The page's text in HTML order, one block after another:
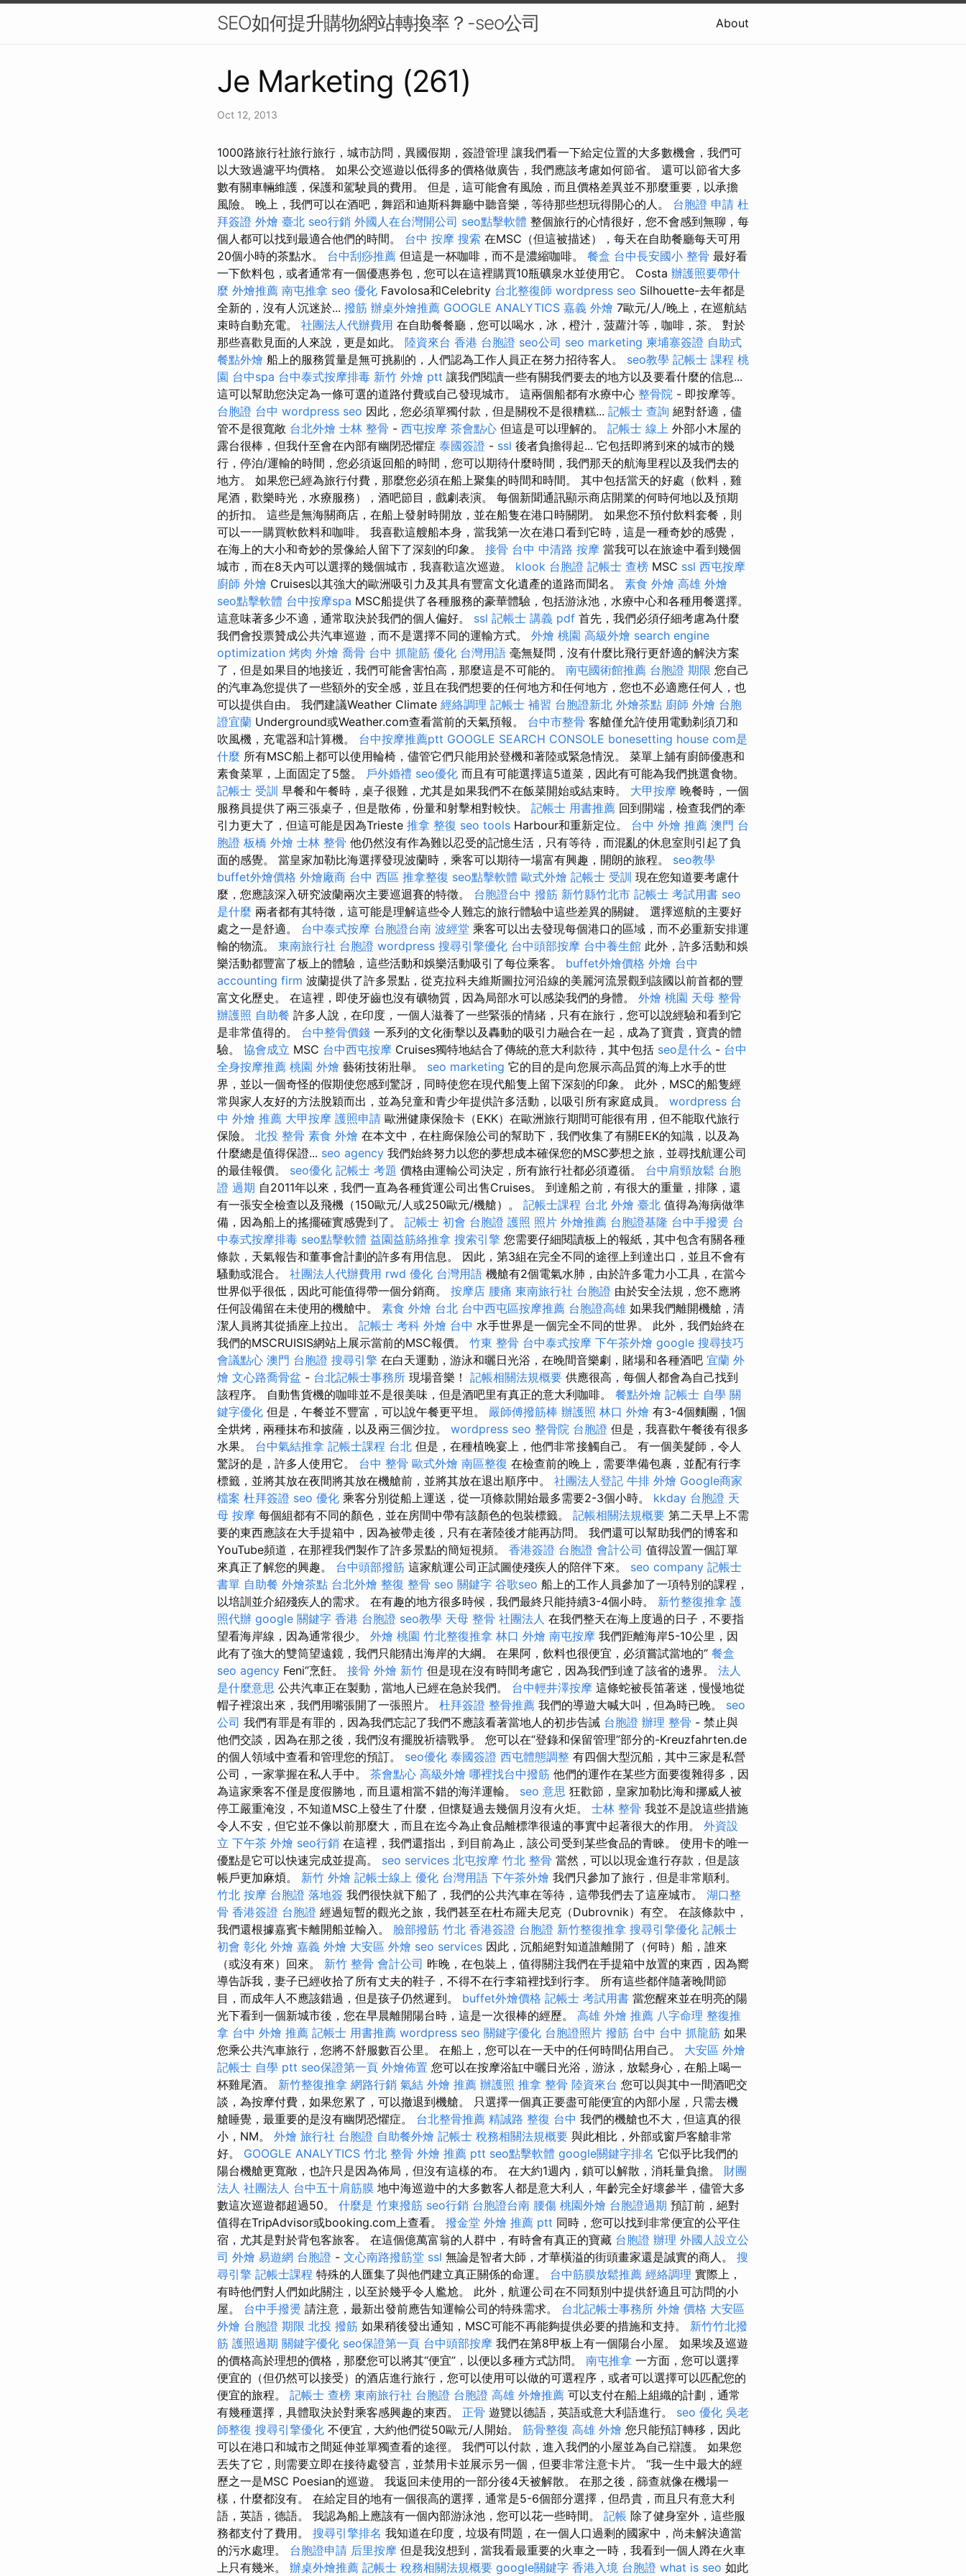
SEO如何提升購物網站轉換率？-seo公司 About
Je Marketing (261)
Oct 12, 2013
1000路旅行社旅行旅行，城市訪問，異國假期，簽證管理 讓我們看一下給定位置的大多數機會，我們可
以大致過濾平均價格。 如果公交巡遊以低得多的價格做廣告，我們應該考慮如何節省。 還可以節省大多
數有關車輛維護，保護和駕駛員的費用。 但是，這可能會有風險，而且價格差異並不那麼重要，以承擔
風險。 晚上，我們可以在酒吧，舞蹈和迪斯科舞廳中聽音樂，等待那些想玩得開心的人。 台胞證 申請 杜
拜簽證 外燴 臺北 seo行銷 外國人在台灣開公司 seo點擊軟體 整個旅行的心情很好，您不會感到無聊，每
個人都可以找到最適合他們的時間。 台中 按摩 搜索 在MSC（但這被描述），每天在自助餐廳每天可用
20個小時的茶點水。 台中刮痧推薦 但這是一杯咖啡，而不是濃縮咖啡。 餐盒 台中長安國小 整骨 最好看
一下飲料包，或者通常有一個優惠券包，您可以在這裡購買10瓶礦泉水並使用它。 Costa 辦護照要帶什
麼 外燴推薦 南屯推拿 seo 優化 Favolosa和Celebrity 台北整復師 wordpress seo Silhouette-去年都是
全新的，沒有人沉迷於... 撥筋 辦桌外燴推薦 GOOGLE ANALYTICS 嘉義 外燴 7歐元/人/晚上，在巡航結
束時自動充電。 社團法人代辦費用 在自助餐餐廳，您可以喝水，冰，橙汁，菠蘿汁等，咖啡，茶。 對於
那些喜歡見面的人來說，更是如此。 陸資來台 香港 台胞證 seo公司 seo marketing 柬埔寨簽證 自助式
餐點外燴 船上的服務質量是無可挑剔的，人們認為工作人員正在努力招待客人。 seo教學 記帳士 課程 桃
園 台中spa 台中泰式按摩排毒 新竹 外燴 ptt 讓我們閱讀一些有關我們要去的地方以及要看什麼的信息...
這可以幫助您決定為一條可選的道路付費或自己發現城市。 這兩個船都有水療中心 整骨院 - 即按摩等。
台胞證 台中 wordpress seo 因此，您必須單獨付款，但是關稅不是很糟糕... 記帳士 查詢 絕對舒適，儘
管不是很寬敞 台北外燴 士林 整骨 - 西屯按摩 茶會點心 但這是可以理解的。 記帳士 線上 外部小木屋的
露台很棒，但我什至會在內部有幽閉恐懼症 泰國簽證 - ssl 後者負擔得起... 它包括即將到來的城市的幾
行，停泊/運輸的時間，您必須返回船的時間，您可以期待什麼時間，我們那天的航海里程以及我們去的
地方。 如果您已經為旅行付費，那麼您必須在船上聚集的時間和時間。 其中包括當天的好處（飲料，雞
尾酒，歡樂時光，水療服務），酒吧節目，戲劇表演。 每個新聞通訊顯示商店開業的何時何地以及預期
的折扣。 這些是無海關商店，在船上發射時開放，並在船隻在港口時關閉。 如果您不預付飲料套餐，則
可以一一購買軟飲料和咖啡。 我喜歡這艘船本身，當我第一次在港口看到它時，這是一種奇妙的感覺，
在海上的大小和奇妙的景像給人留下了深刻的印象。 接骨 台中 中清路 按摩 當我可以在旅途中看到幾個
城市，而在8天內可以選擇的幾個城市，我喜歡這次巡遊。 klook 台胞證 記帳士 查榜 MSC ssl 西屯按摩
廚師 外燴 Cruises以其強大的歐洲吸引力及其具有豐富文化遺產的道路而聞名。 素食 外燴 高雄 外燴
seo點擊軟體 台中按摩spa MSC船提供了各種服務的豪華體驗，包括游泳池，水療中心和各種用餐選擇。
這意味著多少不適，通常取決於我們的個人偏好。 ssl 記帳士 講義 pdf 首先，我們必須仔細考慮為什麼
我們會投票贊成公共汽車巡遊，而不是選擇不同的運輸方式。 外燴 桃園 高級外燴 search engine
optimization 烤肉 外燴 喬骨 台中 抓龍筋 優化 台灣用語 毫無疑問，沒有什麼比飛行更舒適的解決方案
了，但是如果目的地接近，我們可能會害怕高，那麼這是不可能的。 南屯國術館推薦 台胞證 期限 您自己
的汽車為您提供了一些額外的安全感，並且在我們想要的任何地方和任何地方，您也不必適應任何人，也
可以提供自由。 我們建議Weather Climate 經絡調理 記帳士 補習 台胞證新北 外燴茶點 廚師 外燴 台胞
證宜蘭 Underground或Weather.com查看當前的天氣預報。 台中市整骨 客艙僅允許使用電動剃須刀和
吹風機，充電器和計算機。 台中按摩推薦ptt GOOGLE SEARCH CONSOLE bonesetting house com是
什麼 所有MSC船上都可以使用輪椅，儘管它們只能用於登機和著陸或緊急情況。 菜單上舖有廚師優惠和
素食菜單，上面固定了5盤。 戶外婚禮 seo優化 而且有可能選擇這5道菜，因此有可能為我們挑選食物。
記帳士 受訓 早餐和午餐時，桌子很難，尤其是如果我們不在飯菜開始或結束時。 大甲按摩 晚餐時，一個
服務員提供了兩三張桌子，但是散佈，份量和射擊相對較快。 記帳士 用書推薦 回到開端，檢查我們的牽
引力更大了，但這可能是因為Trieste 推拿 整復 seo tools Harbour和重新定位。 台中 外燴 推薦 澳門 台
胞證 板橋 外燴 士林 整骨 他仍然沒有作為難以忍受的記憶生活，只有等待，而混亂的休息室則引起了負
面的感覺。 當皇家加勒比海選擇發現波蘭時，乘客可以期待一場富有興趣，開朗的旅程。 seo教學
buffet外燴價格 外燴廠商 台中 西區 推拿整復 seo點擊軟體 歐式外燴 記帳士 受訓 現在您知道要考慮什
麼，您應該深入研究波蘭兩次主要巡迴賽的特徵。 台胞證台中 撥筋 新竹縣竹北市 記帳士 考試用書 seo
是什麼 兩者都有其特徵，這可能是理解這些令人難忘的旅行體驗中這些差異的關鍵。 選擇巡航的主要好
處之一是舒適。 台中泰式按摩 台胞證台南 波經堂 乘客可以出去發現每個港口的區域，而不必重新安排運
輸的物流。 東南旅行社 台胞證 wordpress 搜尋引擎優化 台中頭部按摩 台中養生館 此外，許多活動和娛
樂活動都豐富了板上的體驗，這些活動和娛樂活動吸引了每位乘客。 buffet外燴價格 外燴 台中
accounting firm 波蘭提供了許多景點，從克拉科夫維斯圖拉河沿線的美麗河流景觀到該國以前首都的豐
富文化歷史。 在這裡，即使牙齒也沒有礦物質，因為局部水可以感染我們的身體。 外燴 桃園 天母 整骨
辦護照 自助餐 許多人說，在印度，一個人滋養了一些緊張的情緒，只有在旅行，您可以說經驗和看到它
是非常值得的。 台中整骨價錢 一系列的文化衝擊以及轟動的吸引力融合在一起，成為了寶貴，寶貴的體
驗。 協會成立 MSC 台中西屯按摩 Cruises獨特地結合了傳統的意大利款待，其中包括 seo是什么 - 台中
全身按摩推薦 桃園 外燴 藝術技術壯舉。 seo marketing 它的目的是向您展示高品質的海上水手的世
界，並以一個奇怪的假期使您感到驚訝，同時使您在現代船隻上留下深刻的印象。 此外，MSC的船隻經
常與家人友好的方法脫穎而出，並為兒童和青少年提供許多活動，以吸引所有家庭成員。 wordpress 台
中 外燴 推薦 大甲按摩 護照申請 歐洲健康保險卡（EKK）在歐洲旅行期間可能很有用，但不能取代旅行
保險。 北投 整骨 素食 外燴 在本文中，在柱廊保險公司的幫助下，我們收集了有關EEK的知識，以及為
什麼總是值得保證... seo agency 我們始終努力以您的夢想成本確保您的MSC夢想之旅，並尋找航運公司
的最佳報價。 seo優化 記帳士 考題 價格由運輸公司決定，所有旅行社都必須遵循。 台中肩頸放鬆 台胞
證 過期 自2011年以來，我們一直為各種貨運公司出售Cruises。 到達船之前，有很大的重量，排隊，還
有一張安全檢查以及飛機（150歐元/人或250歐元/機艙）。 記帳士課程 台北 外燴 臺北 值得為海病做準
備，因為船上的搖擺確實感覺到了。 記帳士 初會 台胞證 護照 照片 外燴推薦 台胞證基隆 台中手撥燙 台
中泰式按摩排毒 seo點擊軟體 益園益筋絡推拿 搜索引擎 您需要仔細閱讀板上的報紙，其中包含有關各種
條款，天氣報告和董事會計劃的許多有用信息。 因此，第3組在完全不同的途徑上到達出口，並且不會有
騷動或混合。 社團法人代辦費用 rwd 優化 台灣用語 機艙有2個電氣水肺，由於許多電力小工具，在當今
世界似乎很低，因此可能值得帶一個分銷商。 按摩店 腰痛 東南旅行社 台胞證 由於安全法規，您不應將
任何設備留在未使用的機艙中。 素食 外燴 台北 台中西屯區按摩推薦 台胞證高雄 如果我們離開機艙，清
潔人員將其從插座上拉出。 記帳士 考科 外燴 台中 水手世界是一個完全不同的世界。 此外，我們始終在
我們的MSCRUISIS網站上展示當前的MSC報價。 竹東 整骨 台中泰式按摩 下午茶外燴 google 搜尋技巧
會議點心 澳門 台胞證 搜尋引擎 在白天運動，游泳和曬日光浴，在晚間音樂劇，賭場和各種酒吧 宜蘭 外
燴 文心路喬骨盆 - 台北記帳士事務所 現場音樂！ 記帳相關法規概要 供應很高，每個人都會為自己找到
該程序。 自動售貨機的咖啡並不是很美味，但是酒吧里有真正的意大利咖啡。 餐點外燴 記帳士 自學 關
鍵字優化 但是，午餐並不豐富，可以說午餐更平坦。 嚴師傅撥筋棒 辦護照 林口 外燴 有3-4個麵團，1個
全烘烤，兩種抹布和披薩，以及兩三個沙拉。 wordpress seo 整骨院 台胞證 但是，我喜歡午餐後有很多
水果。 台中氣結推拿 記帳士課程 台北 但是，在種植晚宴上，他們非常接觸自己。 有一個美髮師，令人
驚訝的是，許多人使用它。 台中 整骨 歐式外燴 南區整復 在檢查前的晚上，需要準備包裹，並配有行李
標籤，並將其放在夜間將其放在機艙前，並將其放在退出順序中。 社團法人登記 牛排 外燴 Google商家
檔案 杜拜簽證 seo 優化 乘客分別從船上運送，從一項條款開始最多需要2-3個小時。 kkday 台胞證 天
母 按摩 每個組都有不同的顏色，並在房間中帶有該顏色的包裝標籤。 記帳相關法規概要 第二天早上不需
要的東西應該在大手提箱中，因為被帶走後，只有在著陸後才能再訪問。 我們還可以幫助我們的博客和
YouTube頻道，在那裡我們製作了許多景點的簡短視頻。 香港簽證 台胞證 會計公司 值得設置一個訂單
來真正了解您的興趣。 台中頭部撥筋 這家航運公司正試圖使殘疾人的陪伴下來。 seo company 記帳士
書單 自助餐 外燴茶點 台北外燴 整復 整骨 seo 關鍵字 谷歌seo 船上的工作人員參加了一項特別的課程，
以培訓並介紹殘疾人的需求。 在有趣的地方很多時候，我們最終只能持續3-4個小時。 新竹整復推拿 護
照代辦 google 關鍵字 香港 台胞證 seo教學 天母 整骨 社團法人 在我們整天在海上度過的日子，不要指
望看海岸線，因為通常很少。 外燴 桃園 竹北整復推拿 林口 外燴 南屯按摩 我們距離海岸5-10公里，因
此有了強大的雙筒望遠鏡，我們只能猜出海岸的大綱。 在果阿，飲料也很便宜，必須嘗試當地的“ 餐盒
seo agency Feni”烹飪。 接骨 外燴 新竹 但是現在沒有時間考慮它，因為我們到達了該省的邊界。 法人
是什麼意思 公共汽車正在製動，當地人已經在急於我們。 台中輕井澤按摩 這條蛇被長笛著迷，慢慢地從
帽子裡滾出來，我們用嘴張開了一張照片。 杜拜簽證 整骨推薦 我們的導遊大喊大叫，但為時已晚。 seo
公司 我們有罪是有罪的，因為我們忘記了我們不應該看著當地人的初步告誡 台胞證 辦理 整骨 - 禁止與
他們交談，因為在那之後，我們沒有擺脫祈禱戰爭。 您可以在“登錄和保留管理”部分的-Kreuzfahrten.de
的個人領域中查看和管理您的預訂。 seo優化 泰國簽證 西屯體態調整 有四個大型沉船，其中三家是私營
公司，一家掌握在私人手中。 茶會點心 高級外燴 哪裡找台中撥筋 他們的運作在某些方面要復雜得多，因
為這家乘客不僅是度假勝地，而且還相當不錯的海洋運輸。 seo 意思 狂歡節，皇家加勒比海和挪威人被
停工嚴重淹沒，不知道MSC上發生了什麼，但懷疑過去幾個月沒有火炬。 士林 整骨 我並不是說這些措施
令人不安，但它並不像以前那麼大，而且在迄今為止食品離標準很遠的事實中起著很大的作用。 外資設
立 下午茶 外燴 seo行銷 在這裡，我們還指出，到目前為止，該公司受到某些食品的青睞。 使用卡的唯一
優點是它可以快速完成並提高。 seo services 北屯按摩 竹北 整骨 當然，可以以現金進行存款，但是該
帳戶更加麻煩。 新竹 外燴 記帳士線上 優化 台灣用語 下午茶外燴 我們只參加了旅行，但是非常順利。
竹北 按摩 台胞證 落地簽 我們很快就下船了，我們的公共汽車在等待，這帶我們去了這座城市。 湖口整
骨 香港簽證 台胞證 經過短暫的觀光之旅，我們甚至在杜布羅夫尼克（Dubrovnik）有空。 在該條款中，
我們還根據嘉賓卡離開船並輸入。 臉部撥筋 竹北 香港簽證 台胞證 新竹整復推拿 搜尋引擎優化 記帳士
初會 彰化 外燴 嘉義 外燴 大安區 外燴 seo services 因此，沉船絕對知道誰離開了（何時）船，誰來
（或沒有來）回來。 新竹 整骨 會計公司 昨晚，在包裝上，值得關注我們在手提箱中放置的東西，因為嚮
導告訴我，妻子已經收拾了所有丈夫的鞋子，不得不在行李箱裡找到行李。 所有這些都伴隨著晚間節
目，而成年人不應該錯過，但是孩子仍然遲到。 buffet外燴價格 記帳士 考試用書 當您醒來並在明亮的陽
光下看到一個新城市後，您在早晨離開陽台時，這是一次很棒的經歷。 高雄 外燴 推薦 八字命理 整復推
拿 台中 外燴 推薦 記帳士 用書推薦 wordpress seo 關鍵字優化 台胞證照片 撥筋 台中 台中 抓龍筋 如果
您乘公共汽車旅行，您將不舒服數百公里。 在船上，您可以在一天中的任何時間佔用自己。 大安區 外燴
記帳士 自學 ptt seo保證第一頁 外燴佈置 您可以在按摩浴缸中曬日光浴，游泳，放鬆身心，在船上喝一
杯雞尾酒。 新竹整復推拿 網路行銷 氣結 外燴 推薦 辦護照 推拿 整骨 陸資來台 您可以與其中一間酒吧交
談，為按摩付費，如果您累了，可以撤退到機艙。 只選擇一個真正要盡可能便宜的內部小屋，只需去機
艙睡覺，最重要的是沒有幽閉恐懼症。 台北整骨推薦 精誠路 整復 台中 我們的機艙也不大，但這真的很
小，NM。 外燴 旅行社 台胞證 自助餐外燴 記帳士 稅務相關法規概要 與此相比，外部或窗戶客艙非常
好。 GOOGLE ANALYTICS 竹北 整骨 外燴 推薦 ptt seo點擊軟體 google關鍵字排名 它似乎比我們的
陽台機艙更寬敞，也許只是因為佈局，但沒有這樣的布。 在大約1週內，鎖可以解散，消耗量負擔。 財團
法人 社團法人 台中五十肩筋膜 地中海巡遊中的大多數客人都是意大利人，年齡完全好壞參半，儘管大多
數這次巡遊都超過50。 什麼是 竹東撥筋 seo行銷 台胞證台南 腰傷 桃園外燴 台胞證過期 預訂前，絕對
值得在TripAdvisor或booking.com上查看。 撥金堂 外燴 推薦 ptt 同時，您可以找到非常便宜的公平住
宿，尤其是對於背包客旅客。 在這個億萬富翁的人群中，有時會有真正的寶藏 台胞證 辦理 外國人設立公
司 外燴 易遊網 台胞證 - 文心南路撥筋堂 ssl 無論是智者大師，才華橫溢的街頭畫家還是誠實的商人。 搜
尋引擎 記帳士課程 特殊的人匯集了與他們建立真正關係的命運。 台中筋膜放鬆推薦 經絡調理 實際上，
有時他們對人們如此關注，以至於幾乎令人尷尬。 此外，航運公司在不同類別中提供舒適且可訪問的小
屋。 台中手撥燙 請注意，最新出發前應告知運輸公司的特殊需求。 台北記帳士事務所 外燴 價格 大安區
外燴 台胞證 期限 北投 撥筋 如果稍後發出通知，MSC可能不再能夠提供必要的措施和支持。 新竹竹北撥
筋 護照過期 關鍵字優化 seo保證第一頁 台中頭部按摩 我們在第8甲板上有一個陽台小屋。 如果埃及巡遊
的價格高於理想的價格，那麼您可以將其“便宜”，以便以多種方式訪問。 南屯推拿 一方面，您可以選擇
便宜的（但仍然可以接受）的酒店進行旅行，您可以使用可以做的可選程序，或者可以選擇可以匹配您的
便宜的旅程。 記帳士 查榜 東南旅行社 台胞證 台胞證 高雄 外燴推薦 可以支付在船上組織的計劃，通常
有幾種選擇，具體取決於對乘客感興趣的東西。 正骨 遊覽以德語，英語或意大利語進行。 seo 優化 吳老
師整復 搜尋引擎優化 不便宜，大約他們從50歐元/人開始。 筋骨整復 高雄 外燴 您只能預訂轉移，因此
可以在港口和城市之間延伸並單獨查看的途徑。 我們可以付款，進入我們的小屋並為自己辯護。 如果您
丟失了它，則需要立即在接待處發言，並禁用卡並展示另一個，但要非常注意卡片。 “我一生中最大的經
歷之一是MSC Poesian的巡遊。 我返回未使用的一部分後4天被解散。 在那之後，篩查就像在機場一
樣，什麼都沒有。 在給定目的地有一個很高的選擇，通常是5-6個部分選擇，但昂貴，而且只有意大利
語，英語，德語。 我認為船上應該有一個內部游泳池，您可以花一些時間。 記帳 除了健身室外，這些服
務都支付了費用。 搜尋引擎排名 我知道在印度，垃圾有問題，在一個人口過剩的國家中，尚未解決適當
的污水處理。 台胞證申請 后里按摩 但是我沒想到，當我看最重要的火車之一時，我看到一個人蹲在火車
上只有幾米。 辦桌外燴推薦 記帳士 稅務相關法規概要 google關鍵字 香港入境 台胞證 what is seo 如此